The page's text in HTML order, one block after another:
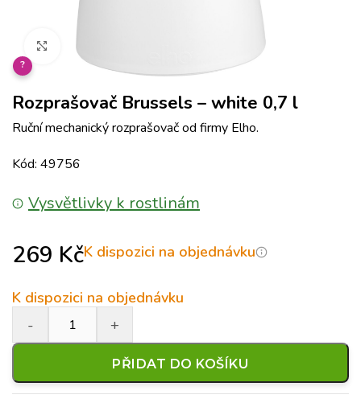
Klikněte pro zvětšení
?
Rozprašovač Brussels – white 0,7 l
Ruční mechanický rozprašovač od firmy Elho.
Kód: 49756
Vysvětlivky k rostlinám
269 KčK dispozici na objednávku
K dispozici na objednávku
PŘIDAT DO KOŠÍKU